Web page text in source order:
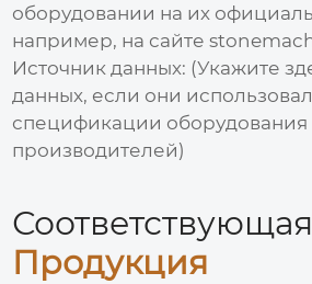
оборудовании на их
например, на сайте
Источник данных: (Укажите
данных, если они
спецификации оборудования
производителей)
Соответствующая
Продукция